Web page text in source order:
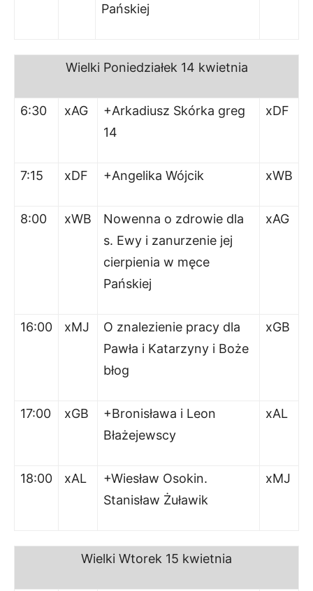
Pańskiej
Wielki Poniedziałek 14 kwietnia
6:30 xAG
+Arkadiusz Skórka greg
14
xDF
7:15 xDF +Angelika Wójcik xWB
8:00 xWB
Nowenna o zdrowie dla
s. Ewy i zanurzenie jej
cierpienia w męce
Pańskiej
xAG
16:00 xMJ
O znalezienie pracy dla
Pawła i Katarzyny i Boże
błog
xGB
17:00 xGB
+Bronisława i Leon
Błażejewscy
xAL
18:00 xAL
+Wiesław Osokin.
Stanisław Żuławik
xMJ
Wielki Wtorek 15 kwietnia